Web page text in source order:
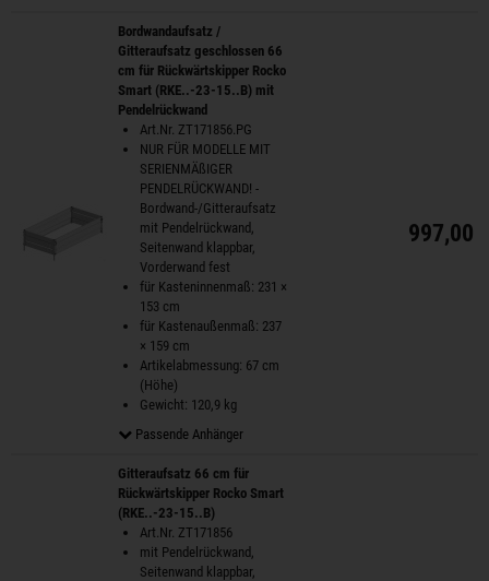
Bordwandaufsatz /
Gitteraufsatz geschlossen 66
cm für Rückwärtskipper Rocko
Smart (RKE..-23-15..B) mit
Pendelrückwand
Art.Nr. ZT171856.PG
NUR FÜR MODELLE MIT
SERIENMÄßIGER
PENDELRÜCKWAND! -
Bordwand-/Gitteraufsatz
mit Pendelrückwand,
Seitenwand klappbar,
Vorderwand fest
für Kasteninnenmaß: 231 ×
153 cm
für Kastenaußenmaß: 237
× 159 cm
Artikelabmessung: 67 cm
(Höhe)
Gewicht: 120,9 kg
Passende Anhänger
997,00
Gitteraufsatz 66 cm für
Rückwärtskipper Rocko Smart
(RKE..-23-15..B)
Art.Nr. ZT171856
mit Pendelrückwand,
Seitenwand klappbar,